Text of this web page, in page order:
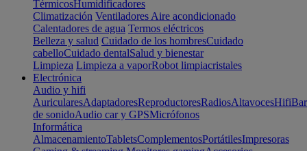
TérmicosHumidificadores
Climatización Ventiladores Aire acondicionado
Calentadores de agua Termos eléctricos
Belleza y salud Cuidado de los hombresCuidado
cabelloCuidado dentalSalud y bienestar
Limpieza Limpieza a vaporRobot limpiacristales
Electrónica
Audio y hifi
AuricularesAdaptadoresReproductoresRadiosAltavocesHifi
de sonidoAudio car y GPSMicrófonos
Informática
AlmacenamientoTabletsComplementosPortátilesImpresoras